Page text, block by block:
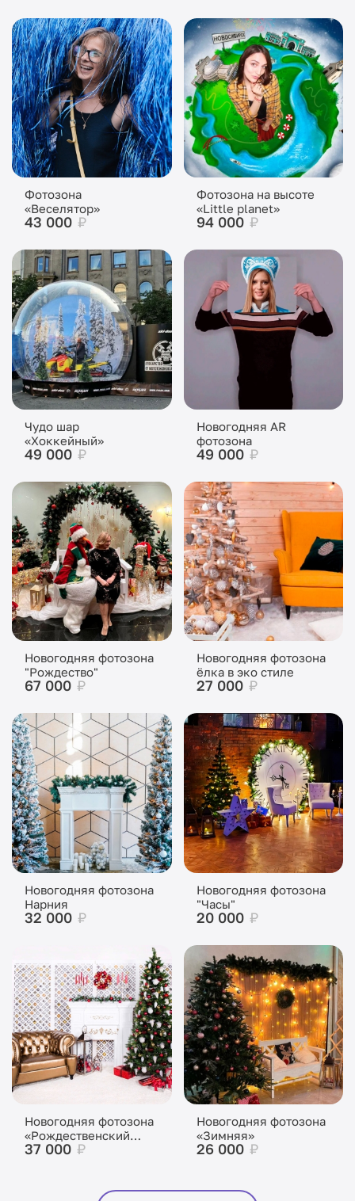
Фотозона
«Веселятор»
43 000 ₽
Фотозона на высоте
«Little planet»
94 000 ₽
Чудо шар
«Хоккейный»
49 000 ₽
Новогодняя AR
фотозона
49 000 ₽
Новогодняя фотозона
"Рождество"
67 000 ₽
Новогодняя фотозона
ёлка в эко стиле
27 000 ₽
Новогодняя фотозона
Нарния
32 000 ₽
Новогодняя фотозона
"Часы"
20 000 ₽
Новогодняя фотозона
«Рождественский
уют»
37 000 ₽
Новогодняя фотозона
«Зимняя»
26 000 ₽